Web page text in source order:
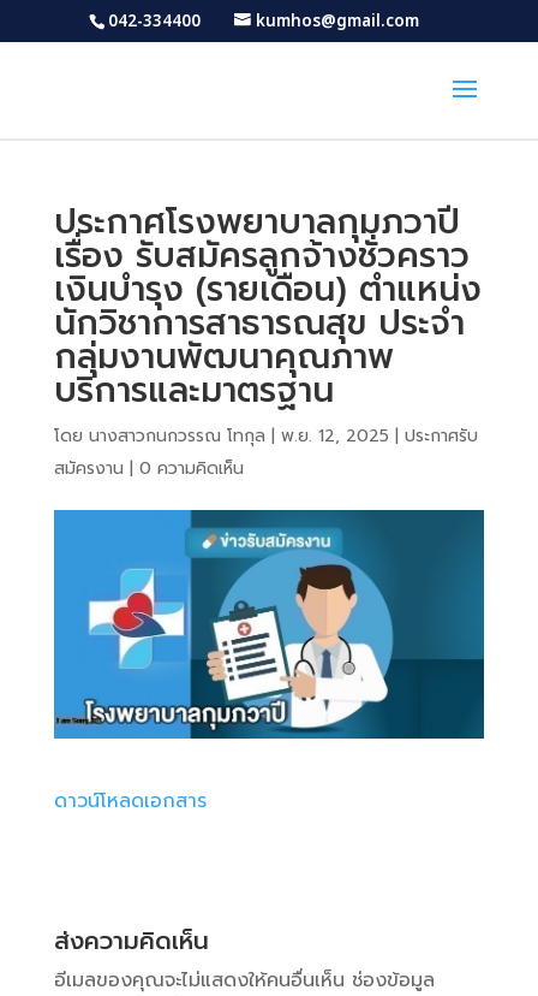
042-334400 kumhos@gmail.com
ประกาศโรงพยาบาลกุมภวาปี
เรื่อง รับสมัครลูกจ้างชั่วคราว
เงินบำรุง (รายเดือน) ตำแหน่ง
นักวิชาการสาธารณสุข ประจำ
กลุ่มงานพัฒนาคุณภาพ
บริการและมาตรฐาน
โดย นางสาวกนกวรรณ โทกุล | พ.ย. 12, 2025 | ประกาศรับ
สมัครงาน | 0 ความคิดเห็น
ดาวน์โหลดเอกสาร
ส่งความคิดเห็น
อีเมลของคุณจะไม่แสดงให้คนอื่นเห็น ช่องข้อมูล